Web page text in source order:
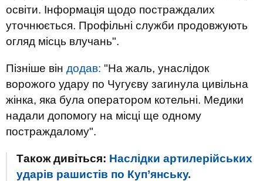
освіти. Інформація щодо постраждалих
уточнюється. Профільні служби продовжують
огляд місць влучань".
Пізніше він додав: "На жаль, унаслідок
ворожого удару по Чугуєву загинула цивільна
жінка, яка була оператором котельні. Медики
надали допомогу на місці ще одному
постраждалому".
Також дивіться: Наслідки артилерійських
ударів рашистів по Куп’янську.